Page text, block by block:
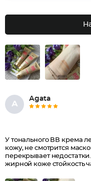
А
Аgаtа
У тонального ВВ крема
кожу, не смотрится
перекрывает
жирной коже стойкость